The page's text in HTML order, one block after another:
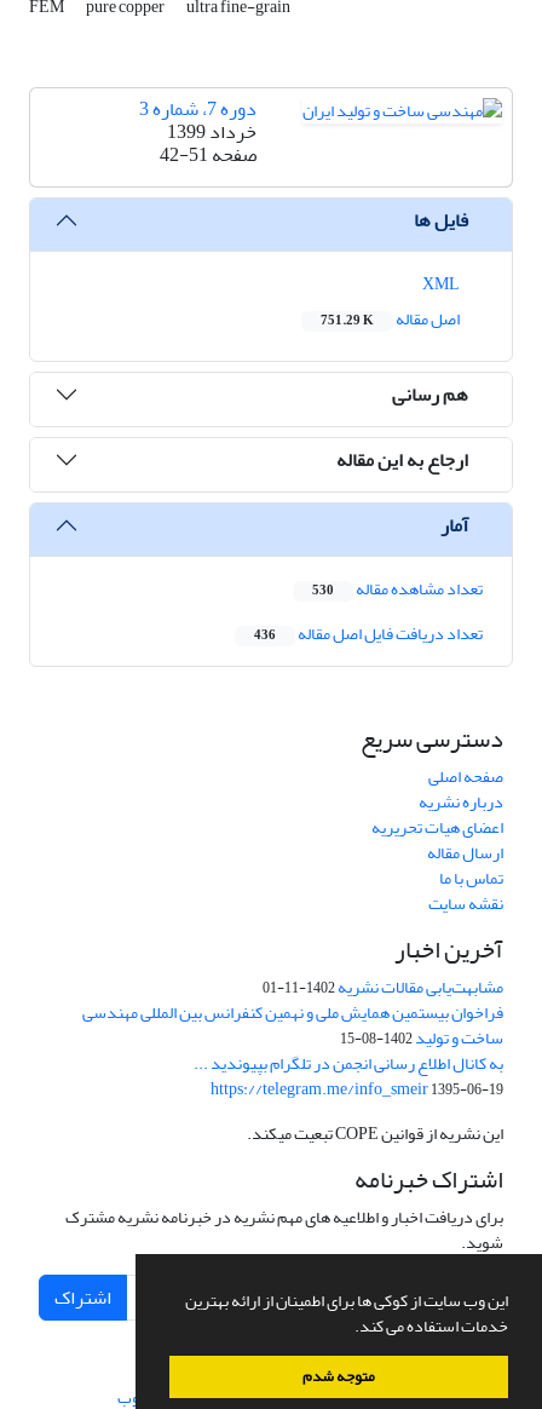
این وب سایت از کوکی ها برای اطمینان از ارائه بهترین
خدمات استفاده می کند.
متوجه شدم
FEM pure copper ultra fine-grain
دوره 7، شماره 3
خرداد 1399
صفحه42-51
فایل ها
اصل مقاله
751.29 K
هم رسانی
ارجاع به این مقاله
آمار
تعداد مشاهده مقاله 530
تعداد دریافت فایل اصل مقاله 436
دسترسی سریع
صفحه اصلی
درباره نشریه
اعضای هیات تحریریه
ارسال مقاله
تماس با ما
نقشه سایت
آخرین اخبار
مشابهت‌یابی مقالات نشریه1402-11-01
فراخوان بیستمین همایش ملی و نهمین کنفرانس بین المللی مهندسی
ساخت و تولید1402-08-15
به کانال اطلاع رسانی انجمن در تلگرام بپیوندید ...
https://telegram.me/info_smeir1395-06-19
این نشریه از قوانین COPE تبعیت میکند.
اشتراک خبرنامه
برای دریافت اخبار و اطلاعیه های مهم نشریه در خبرنامه نشریه مشترک
شوید.
اشتراک
سامانه مدیریت نشریات علمی.طراحی و پیاده سازی از سیناوب